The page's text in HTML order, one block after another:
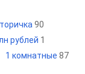
90
рублей 1
1 комнатные 87